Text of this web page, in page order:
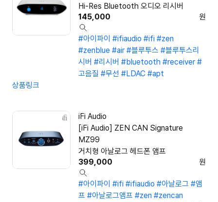
Hi-Res Bluetooth 오디오 리시버
145,000
원
#아이파이 #ifiaudio #ifi #zen
#zenblue #air #블루투스 #블루투스리
시버 #리시버 #bluetooth #receiver #
고음질 #무선 #LDAC #apt
상품링크
iFi Audio
[iFi Audio] ZEN CAN Signature
MZ99
거치형 아날로그 헤드폰 앰프
399,000
원
#아이파이 #ifi #ifiaudio #아날로그 #앰
프 #아날로그앰프 #zen #zencan